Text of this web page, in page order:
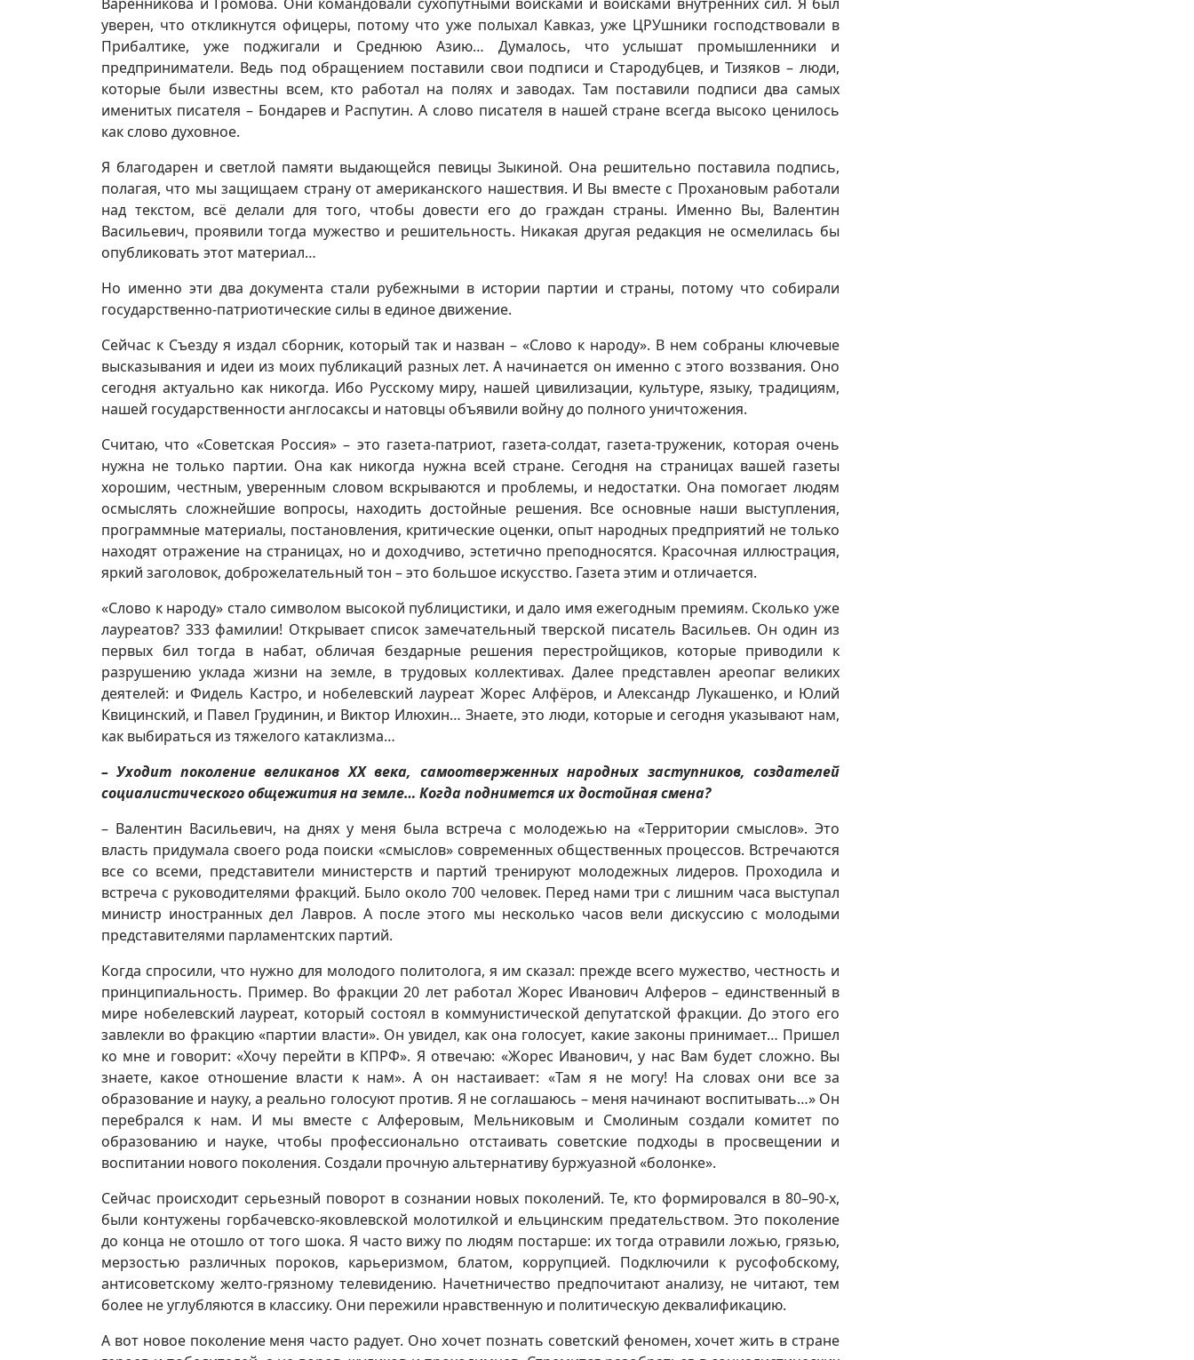
уверен, что откликнутся офицеры, потому что уже полыхал Кавказ, уже ЦРУшники господствовали в
Прибалтике, уже поджигали и Среднюю Азию… Думалось, что услышат промышленники и
предприниматели. Ведь под обращением поставили свои подписи и Стародубцев, и Тизяков – люди,
которые были известны всем, кто работал на полях и заводах. Там поставили подписи два самых
именитых писателя – Бондарев и Распутин. А слово писателя в нашей стране всегда высоко ценилось
как слово духовное.
Я благодарен и светлой памяти выдающейся певицы Зыкиной. Она решительно поставила подпись,
полагая, что мы защищаем страну от американского нашествия. И Вы вместе с Прохановым работали
над текстом, всё делали для того, чтобы довести его до граждан страны. Именно Вы, Валентин
Васильевич, проявили тогда мужество и решительность. Никакая другая редакция не осмелилась бы
опубликовать этот материал…
Но именно эти два документа стали рубежными в истории партии и страны, потому что собирали
государственно-патриотические силы в единое движение.
Сейчас к Съезду я издал сборник, который так и назван – «Слово к народу». В нем собраны ключевые
высказывания и идеи из моих публикаций разных лет. А начинается он именно с этого воззвания. Оно
сегодня актуально как никогда. Ибо Русскому миру, нашей цивилизации, культуре, языку, традициям,
нашей государственности англосаксы и натовцы объявили войну до полного уничтожения.
Считаю, что «Советская Россия» – это газета-патриот, газета-солдат, газета-труженик, которая очень
нужна не только партии. Она как никогда нужна всей стране. Сегодня на страницах вашей газеты
хорошим, честным, уверенным словом вскрываются и проблемы, и недостатки. Она помогает людям
осмыслять сложнейшие вопросы, находить достойные решения. Все основные наши выступления,
программные материалы, постановления, критические оценки, опыт народных предприятий не только
находят отражение на страницах, но и доходчиво, эстетично преподносятся. Красочная иллюстрация,
яркий заголовок, доброжелательный тон – это большое искусство. Газета этим и отличается.
«Слово к народу» стало символом высокой публицистики, и дало имя ежегодным премиям. Сколько уже
лауреатов? 333 фамилии! Открывает список замечательный тверской писатель Васильев. Он один из
первых бил тогда в набат, обличая бездарные решения перестройщиков, которые приводили к
разрушению уклада жизни на земле, в трудовых коллективах. Далее представлен ареопаг великих
деятелей: и Фидель Кастро, и нобелевский лауреат Жорес Алфёров, и Александр Лукашенко, и Юлий
Квицинский, и Павел Грудинин, и Виктор Илюхин… Знаете, это люди, которые и сегодня указывают нам,
как выбираться из тяжелого катаклизма…
– Уходит поколение великановXXвека, самоотверженных народных заступников, создателей
социалистического общежития на земле… Когда поднимется их достойная смена?
– Валентин Васильевич, на днях у меня была встреча с молодежью на «Территории смыслов». Это
власть придумала своего рода поиски «смыслов» современных общественных процессов. Встречаются
все со всеми, представители министерств и партий тренируют молодежных лидеров. Проходила и
встреча с руководителями фракций. Было около 700 человек. Перед нами три с лишним часа выступал
министр иностранных дел Лавров. А после этого мы несколько часов вели дискуссию с молодыми
представителями парламентских партий.
Когда спросили, что нужно для молодого политолога, я им сказал: прежде всего мужество, честность и
принципиальность. Пример. Во фракции 20 лет работал Жорес Иванович Алферов – единственный в
мире нобелевский лауреат, который состоял в коммунистической депутатской фракции. До этого его
завлекли во фракцию «партии власти». Он увидел, как она голосует, какие законы принимает… Пришел
ко мне и говорит: «Хочу перейти в КПРФ». Я отвечаю: «Жорес Иванович, у нас Вам будет сложно. Вы
знаете, какое отношение власти к нам». А он настаивает: «Там я не могу! На словах они все за
образование и науку, а реально голосуют против. Я не соглашаюсь – меня начинают воспитывать…» Он
перебрался к нам. И мы вместе с Алферовым, Мельниковым и Смолиным создали комитет по
образованию и науке, чтобы профессионально отстаивать советские подходы в просвещении и
воспитании нового поколения. Создали прочную альтернативу буржуазной «болонке».
Сейчас происходит серьезный поворот в сознании новых поколений. Те, кто формировался в 80–90-х,
были контужены горбачевско-яковлевской молотилкой и ельцинским предательством. Это поколение
до конца не отошло от того шока. Я часто вижу по людям постарше: их тогда отравили ложью, грязью,
мерзостью различных пороков, карьеризмом, блатом, коррупцией. Подключили к русофобскому,
антисоветскому желто-грязному телевидению. Начетничество предпочитают анализу, не читают, тем
более не углубляются в классику. Они пережили нравственную и политическую деквалификацию.
А вот новое поколение меня часто радует. Оно хочет познать советский феномен, хочет жить в стране